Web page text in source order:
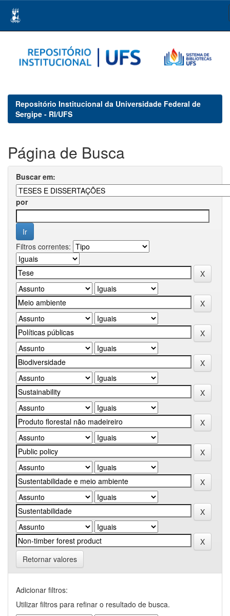
navigation
Repositório Institucional da Universidade Federal de
Sergipe - RI/UFS
Página de Busca
Buscar em:
por
Filtros correntes:
Retornar valores
Adicionar filtros:
Utilizar filtros para refinar o resultado de busca.